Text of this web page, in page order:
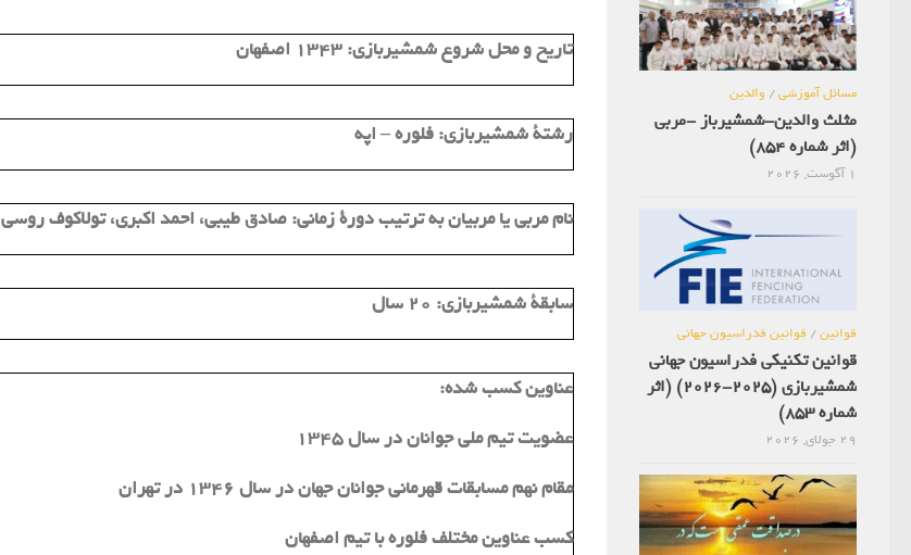
تاریخ و محل شروع شمشیربازی:
رشتة شمشیربازی:فلوره – اپه
نام مربی یا مربیان به ترتیب دورة زمانی:صادق طیبی، احمد اکبری، تولاکوف روسی
سابقة شمشیربازی: 20 سال
عناوین کسب شده:
عضویت تیم ملی جوانان در سال 1345
مقام نهم مسابقات قهرمانی جوانان جهان در سال 1346 در تهران
کسب عناوین مختلف فلوره با تیم اصفهان
مسائل آموزشی/ والدین
مثلث والدین-شمشیرباز -مربی
(اثر شماره 854)
1 آگوست, 2026
قوانین/ قوانین فدراسیون جهانی
قوانین تکنیکی فدراسیون جهانی
شمشیربازی (2025-2026) (اثر
شماره 853)
29 جولای, 2026